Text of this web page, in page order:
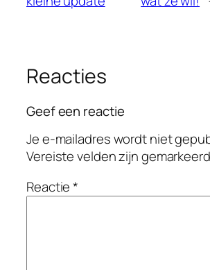
Reacties
Geef een reactie
Je e-mailadres wordt niet
Vereiste velden zijn
Reactie*